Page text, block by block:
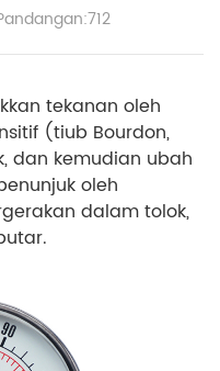
tekanan oleh
(tiub Bourdon,
dan kemudian ubah
oleh
dalam tolok,